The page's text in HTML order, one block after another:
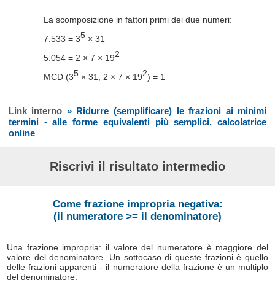
La scomposizione in fattori primi dei due numeri:
7.533 = 35× 31
5.054 = 2 × 7 × 192
MCD (35× 31; 2 × 7 × 192) = 1
Link interno » Ridurre (semplificare) le frazioni ai minimi
termini - alle forme equivalenti più semplici, calcolatrice
online
Riscrivi il risultato intermedio
Come frazione impropria negativa:
(il numeratore >= il denominatore)
Una frazione impropria: il valore del numeratore è maggiore del
valore del denominatore. Un sottocaso di queste frazioni è quello
delle frazioni apparenti - il numeratore della frazione è un multiplo
del denominatore.